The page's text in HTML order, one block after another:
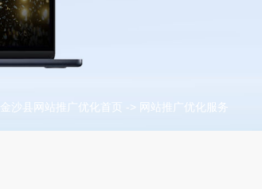
金沙县网站推广优化首页 -> 网站推广优化服务